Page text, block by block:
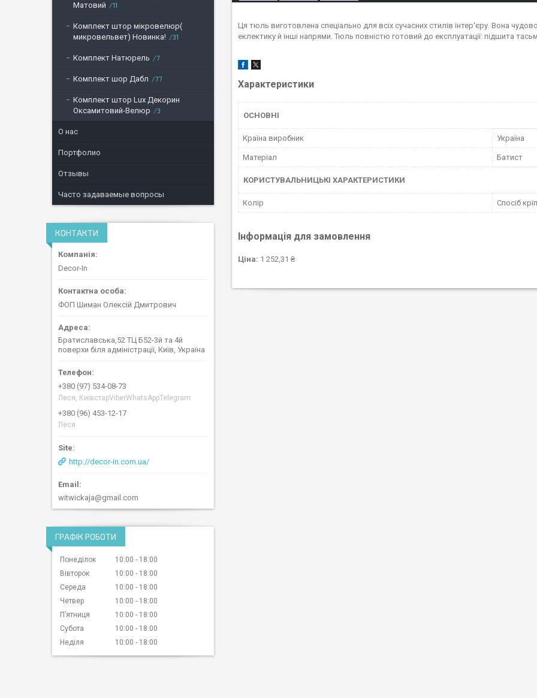
Ця тюль виготовлена спеціально для всіх сучасних стилів інтер'єру. Вона
еклектику й інші напрями. Тюль повністю готовий до експлуатації: підшита
Характеристики
ОСНОВНІ
Країна виробник Україна
Матеріал Батист
КОРИСТУВАЛЬНИЦЬКІ ХАРАКТЕРИСТИКИ
Колір Спосіб
Інформація для замовлення
Ціна: 1 252,31 ₴
Матовий
11
Комплект штор мікровелюр(
микровельвет) Новинка!
31
Комплект Натюрель 7
Комплект шор Дабл 77
Комплект штор Lux Декорин
Оксамитовий-Велюр
3
О нас
Портфолио
Отзывы
Часто задаваемые вопросы
КОНТАКТИ
Decor-In
ФОП Шиман Олексій Дмитрович
Братиславська,52 ТЦ Б52-3й та 4й
поверхи біля адміністрації, Київ, Україна
+380 (97) 534-08-73
Леся, КиївстарViberWhatsAppTelegram
+380 (96) 453-12-17
Леся
http://decor-in.com.ua/
witwickaja@gmail.com
ГРАФІК РОБОТИ
Понеділок 10:00
18:00
Вівторок
10:00
18:00
Середа
10:00
18:00
Четвер
10:00
18:00
Пʼятниця
10:00
18:00
Субота
10:00
18:00
Неділя
10:00 18:00